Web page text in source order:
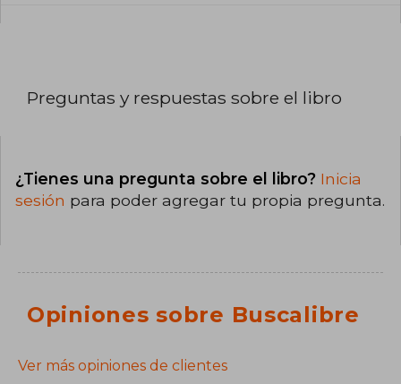
Preguntas y respuestas sobre el libro
¿Tienes una pregunta sobre el libro? Inicia
sesión para poder agregar tu propia pregunta.
Opiniones sobre Buscalibre
Ver más opiniones de clientes